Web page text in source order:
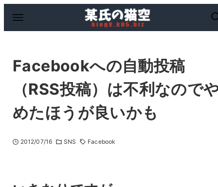
Facebookへの自動投稿
（RSS投稿）は不利なので
めたほうが良いかも
2012/07/16 SNS Facebook